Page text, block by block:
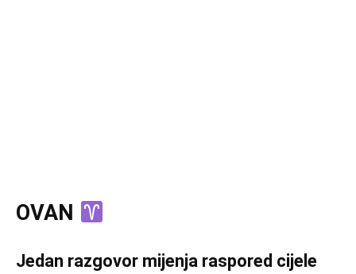
OVAN
Jedan razgovor mijenja raspored cijele